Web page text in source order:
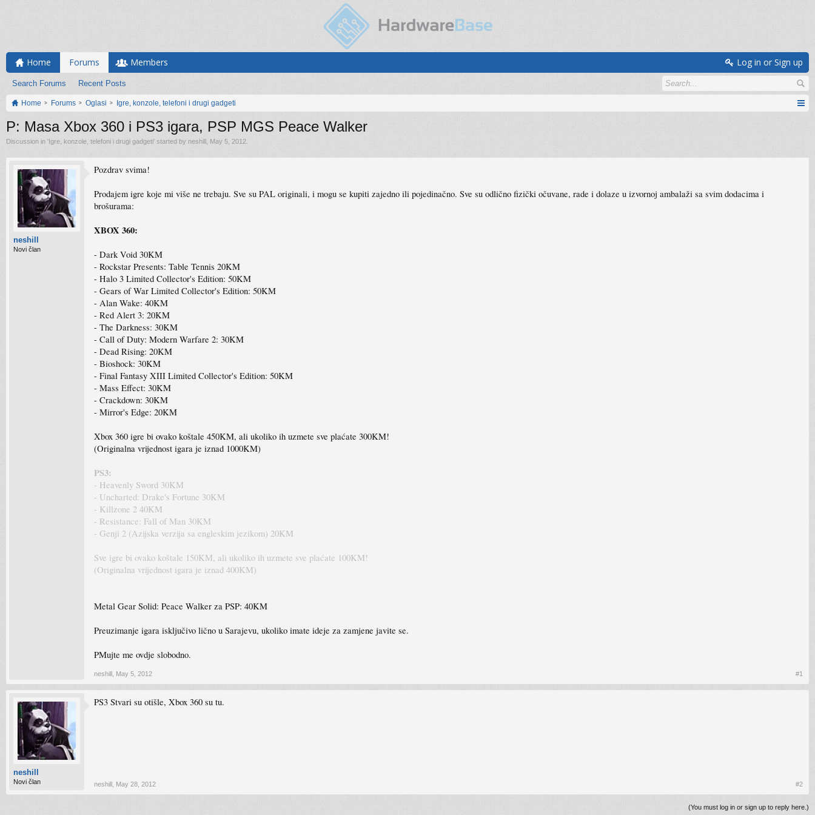
Home Forums
Search Forums Recent Posts
Members Log in or Sign up
Home Forums Oglasi Igre, konzole, telefoni i drugi gadgeti
P: Masa Xbox 360 i PS3 igara, PSP MGS Peace Walker
Discussion in 'Igre, konzole, telefoni i drugi gadgeti' started by neshill May 5, 2012
neshill
Novi član
Pozdrav svima!
Prodajem igre koje mi više ne trebaju. Sve su PAL originali, i mogu se kupiti zajedno ili pojedinačno. Sve su odlično fizički očuvane, rade i dolaze u izvornoj ambalaži sa svim dodacima i
brošurama:
XBOX 360:
- Dark Void 30KM
- Rockstar Presents: Table Tennis 20KM
- Halo 3 Limited Collector's Edition: 50KM
- Gears of War Limited Collector's Edition: 50KM
- Alan Wake: 40KM
- Red Alert 3: 20KM
- The Darkness: 30KM
- Call of Duty: Modern Warfare 2: 30KM
- Dead Rising: 20KM
- Bioshock: 30KM
- Final Fantasy XIII Limited Collector's Edition: 50KM
- Mass Effect: 30KM
- Crackdown: 30KM
- Mirror's Edge: 20KM
Xbox 360 igre bi ovako koštale 450KM, ali ukoliko ih uzmete sve plaćate 300KM!
(Originalna vrijednost igara je iznad 1000KM)
PS3:
- Heavenly Sword 30KM
- Uncharted: Drake's Fortune 30KM
- Killzone 2 40KM
- Resistance: Fall of Man 30KM
- Genji 2 (Azijska verzija sa engleskim jezikom) 20KM
Sve igre bi ovako koštale 150KM, ali ukoliko ih uzmete sve plaćate 100KM!
(Originalna vrijednost igara je iznad 400KM)
Metal Gear Solid: Peace Walker za PSP: 40KM
Preuzimanje igara isključivo lično u Sarajevu, ukoliko imate ideje za zamjene javite se.
PMujte me ovdje slobodno.
neshill May 5, 2012 #1
neshill
Novi član
PS3 Stvari su otišle, Xbox 360 su tu.
neshill May 28, 2012 #2
(You must log in or sign up to reply here.)